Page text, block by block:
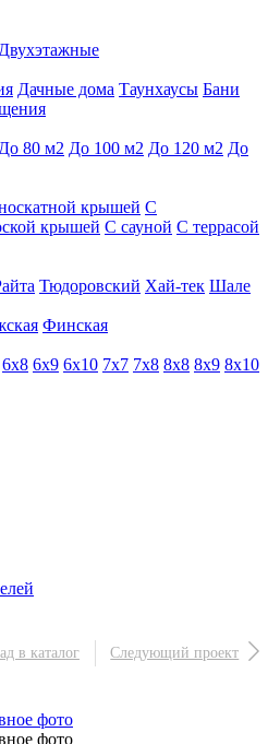
Двухэтажные
Дачные дома Таунхаусы Бани
До 80 м2 До 100 м2 До 120 м2 До
крышей С
крышей С сауной С террасой
Тюдоровский Хай-тек Шале
Финская
6х8 6х9 6х10 7х7 7х8 8х8 8х9 8х10
в каталог Следующий проект